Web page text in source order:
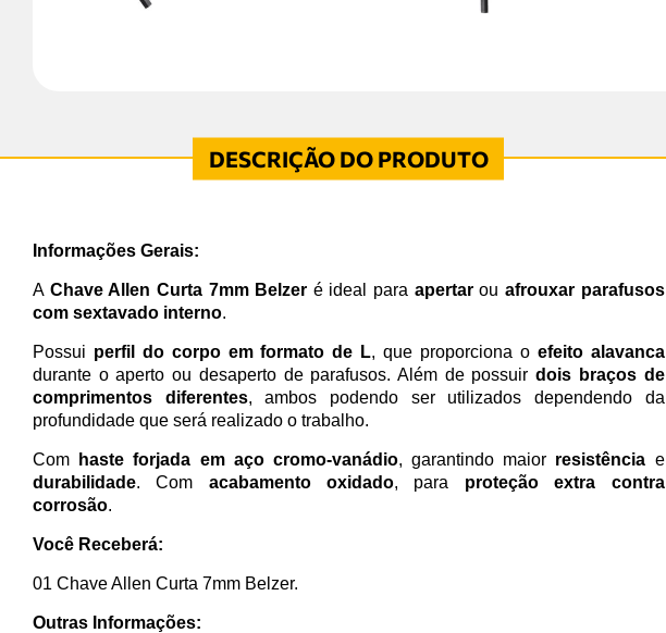
Informações Gerais:
A Chave Allen Curta 7mm Belzer é ideal para apertarou afrouxar parafusos
com sextavado interno.
Possui perfil do corpo em formato de L, que proporciona o efeito alavanca
durante o aperto ou desaperto de parafusos. Além de possuirdois braços de
comprimentos diferentes, ambos podendo ser utilizados dependendo da
profundidade que será realizado o trabalho.
Com haste forjada em aço cromo-vanádio, garantindo maior resistência e
durabilidade. Com acabamento oxidado, para proteção extra contra
corrosão.
Você Receberá:
01 Chave Allen Curta 7mm Belzer.
Outras Informações: